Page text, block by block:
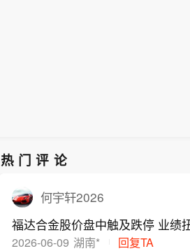
热门评论
何宇轩2026
福达合金股价盘中触及跌停 业绩
2026-06-09 湖南* 回复TA